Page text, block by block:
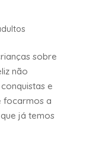
sobre
não
e
focarmos a
já temos